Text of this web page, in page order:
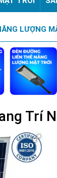
LƯỢNG
Trí